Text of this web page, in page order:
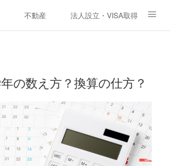
不動産 法人設立・VISA取得
の数え方？換算の仕方？